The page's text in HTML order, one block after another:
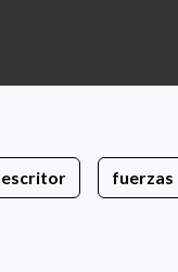
escritor fuerzas